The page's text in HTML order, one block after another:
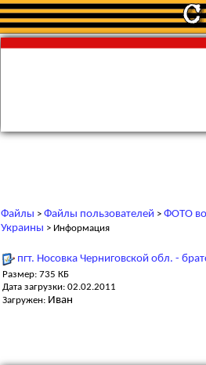
Файлы > Файлы пользователей > ФОТО
Украины > Информация
пгт. Носовка Черниговской обл. -
Размер: 735 КБ
Дата загрузки: 02.02.2011
Загружен: Иван